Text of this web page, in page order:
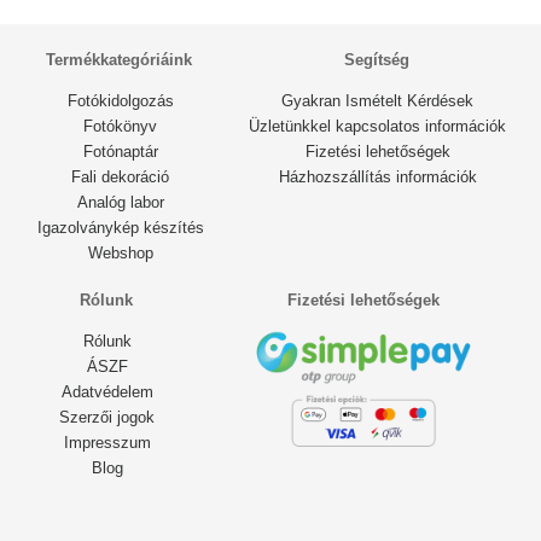
Termékkategóriáink
Fotókidolgozás
Fotókönyv
Fotónaptár
Fali dekoráció
Analóg labor
Igazolványkép készítés
Webshop
Segítség
Gyakran Ismételt Kérdések
Üzletünkkel kapcsolatos információk
Fizetési lehetőségek
Házhozszállítás információk
Rólunk
Rólunk
ÁSZF
Adatvédelem
Szerzői jogok
Impresszum
Blog
Fizetési lehetőségek